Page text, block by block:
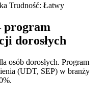
Trudność: Łatwy
program
dorosłych
osób dorosłych. Program
(UDT, SEP) w branży